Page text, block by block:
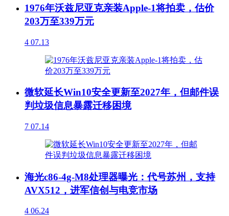
1976年沃兹尼亚克亲装Apple-1将拍卖，估价
203万至339万元
4 07.13
微软延长Win10安全更新至2027年，但邮件误
判垃圾信息暴露迁移困境
7 07.14
海光c86-4g-M8处理器曝光：代号苏州，支持
AVX512，进军信创与电竞市场
4 06.24